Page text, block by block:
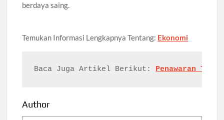
berdaya saing.
Temukan Informasi Lengkapnya Tentang: Ekonomi
Baca Juga Artikel Berikut: Penawaran
Author